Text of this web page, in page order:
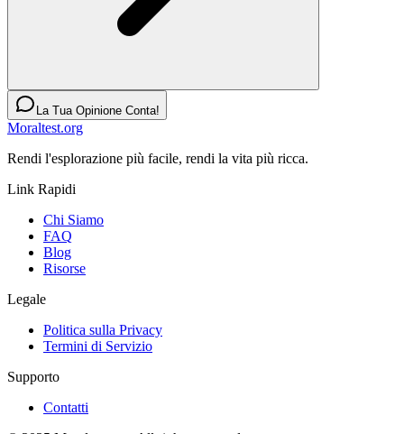
La Tua Opinione Conta!
Moraltest.org
Rendi l'esplorazione più facile, rendi la vita più ricca.
Link Rapidi
Chi Siamo
FAQ
Blog
Risorse
Legale
Politica sulla Privacy
Termini di Servizio
Supporto
Contatti